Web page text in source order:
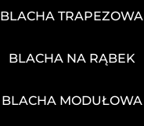
BLACHA TRAPEZOWA
BLACHA NA RĄBEK
BLACHA MODUŁOWA